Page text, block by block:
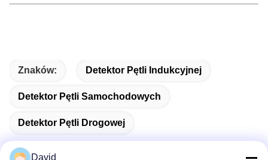
Znaków: Detektor Pętli Indukcyjnej
Detektor Pętli Samochodowych
Detektor Pętli Drogowej
David